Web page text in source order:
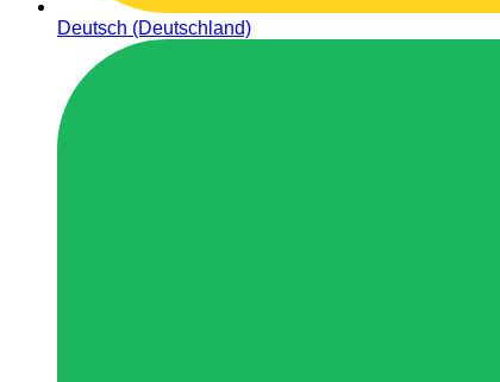
Deutsch (Deutschland)